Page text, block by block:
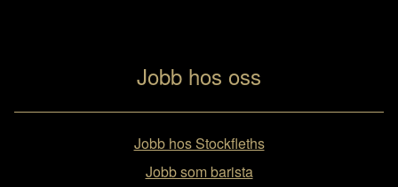
Jobb hos oss
Jobb hos Stockfleths
Jobb som barista